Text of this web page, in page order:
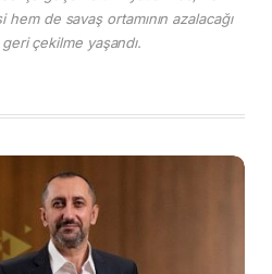
de savaş ortamının azalacağı
çekilme yaşandı.